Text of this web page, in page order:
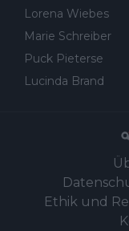
Lorena Wiebes
Marie Schreiber
Puck Pieterse
Lucinda Brand
Ethik und